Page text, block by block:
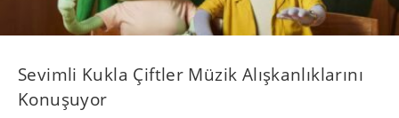
Sevimli Kukla Çiftler Müzik Alışkanlıklarını
Konuşuyor